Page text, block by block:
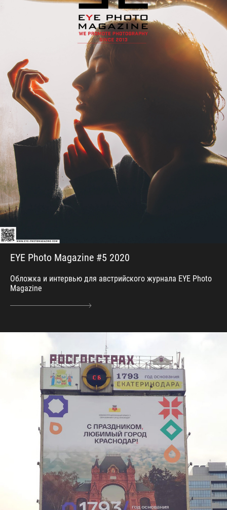
EYE Photo Magazine #5 2020
Обложка и интервью для австрийского журнала EYE Photo
Magazine